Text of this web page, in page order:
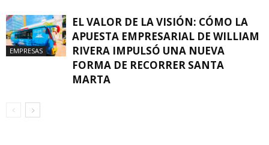
EMPRESAS
EL VALOR DE LA VISIÓN: CÓMO LA
APUESTA EMPRESARIAL DE WILLIAM
RIVERA IMPULSÓ UNA NUEVA
FORMA DE RECORRER SANTA
MARTA